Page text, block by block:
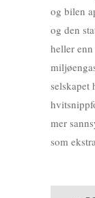
og bilen
og den
heller
selskapet
mer
som